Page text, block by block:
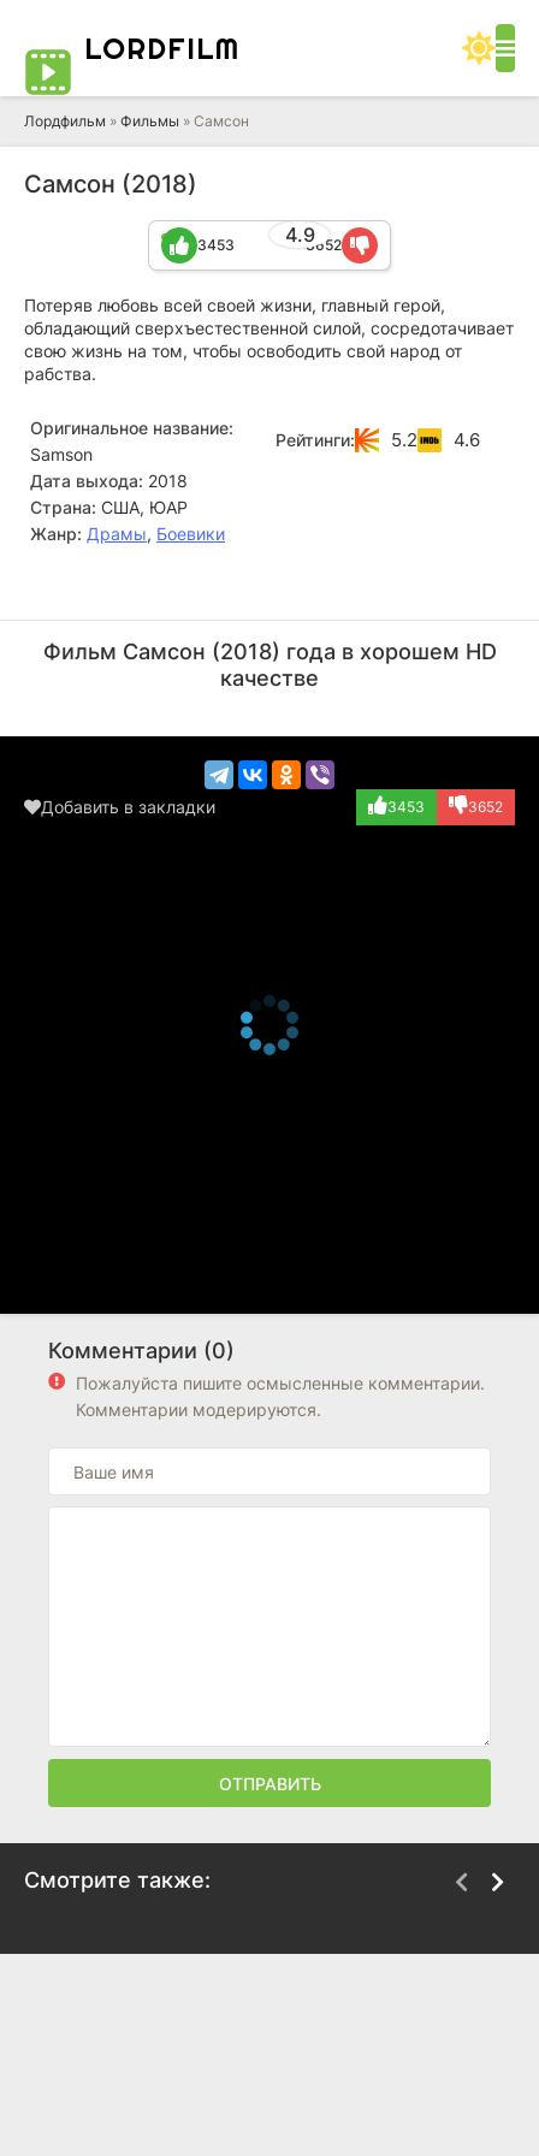
LORDFILM
Лордфильм » Фильмы » Самсон
Самсон (2018)
4.9
3453 3652
Потеряв любовь всей своей жизни, главный герой,
обладающий сверхъестественной силой, сосредотачивает
свою жизнь на том, чтобы освободить свой народ от
рабства.
Оригинальное название:
Samson
Дата выхода: 2018
Страна: США, ЮАР
Жанр: Драмы, Боевики
Рейтинги: 5.2 4.6
(King Balek)
(Manoah)
Фильм Самсон (2018) года в хорошем HD
качестве
Добавить в закладки 3453 3652
Комментарии (0)
Пожалуйста пишите осмысленные комментарии.
Комментарии модерируются.
ОТПРАВИТЬ
Смотрите также: